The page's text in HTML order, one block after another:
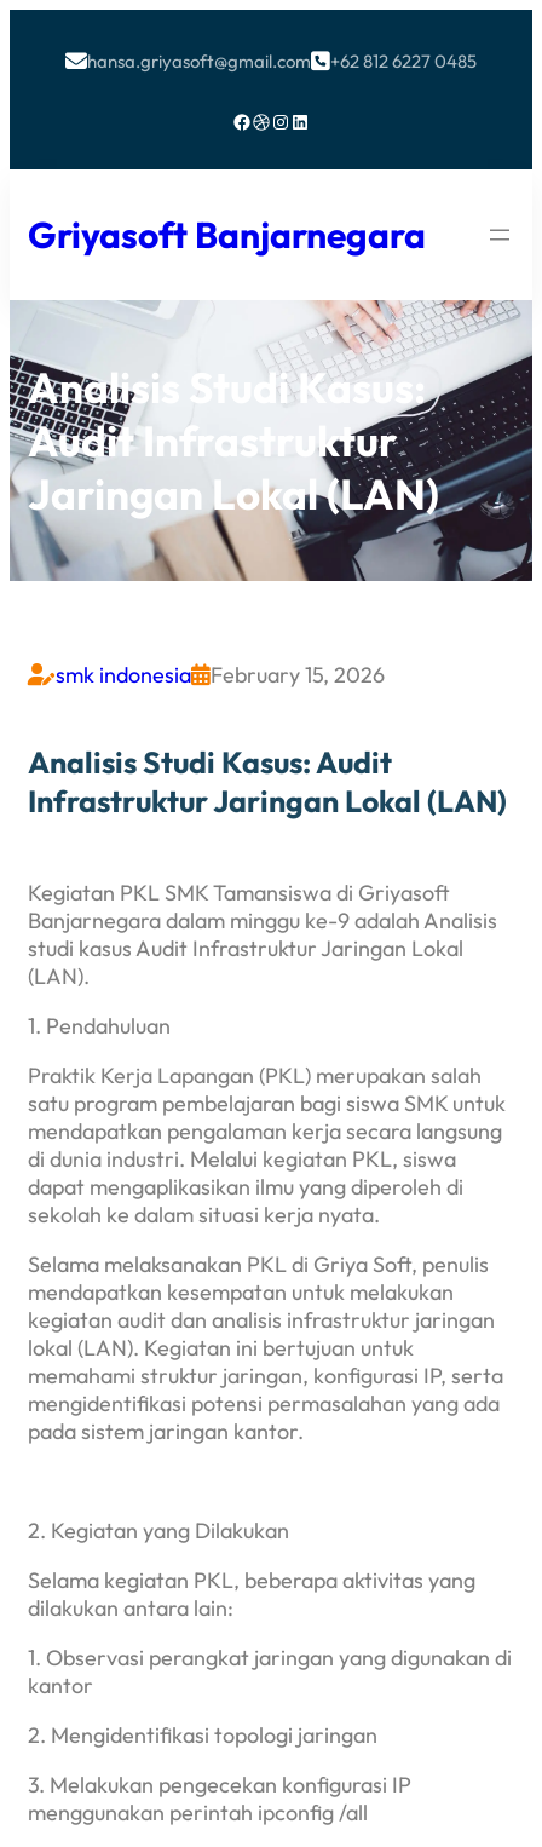
hansa.griyasoft@gmail.com+62 812 6227 0485
Facebook Dribbble Instagram LinkedIn
Griyasoft Banjarnegara
Analisis Studi Kasus:
Audit Infrastruktur
Jaringan Lokal (LAN)
smk indonesiaFebruary 15, 2026
Analisis Studi Kasus: Audit
Infrastruktur Jaringan Lokal (LAN)
Kegiatan PKL SMK Tamansiswa di Griyasoft
Banjarnegara dalam minggu ke-9 adalah Analisis
studi kasus Audit Infrastruktur Jaringan Lokal
(LAN).
1. Pendahuluan
Praktik Kerja Lapangan (PKL) merupakan salah
satu program pembelajaran bagi siswa SMK untuk
mendapatkan pengalaman kerja secara langsung
di dunia industri. Melalui kegiatan PKL, siswa
dapat mengaplikasikan ilmu yang diperoleh di
sekolah ke dalam situasi kerja nyata.
Selama melaksanakan PKL di Griya Soft, penulis
mendapatkan kesempatan untuk melakukan
kegiatan audit dan analisis infrastruktur jaringan
lokal (LAN). Kegiatan ini bertujuan untuk
memahami struktur jaringan, konfigurasi IP, serta
mengidentifikasi potensi permasalahan yang ada
pada sistem jaringan kantor.
2. Kegiatan yang Dilakukan
Selama kegiatan PKL, beberapa aktivitas yang
dilakukan antara lain:
1. Observasi perangkat jaringan yang digunakan di
kantor
2. Mengidentifikasi topologi jaringan
3. Melakukan pengecekan konfigurasi IP
menggunakan perintah ipconfig /all